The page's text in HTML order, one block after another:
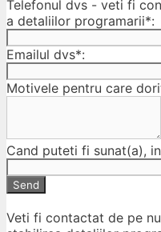
Telefonul dvs - veti fi
a detaliilor programarii*:
Emailul dvs*:
Motivele pentru care
Cand puteti fi sunat(a),
Send
Veti fi contactat de pe